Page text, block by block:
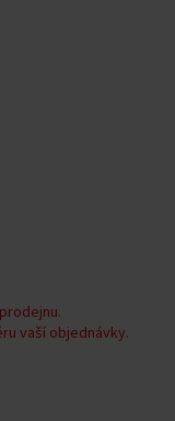
vaší objednávky.